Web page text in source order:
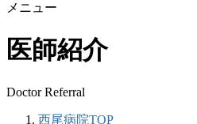
メニュー
医師紹介
Doctor Referral
西尾病院TOP